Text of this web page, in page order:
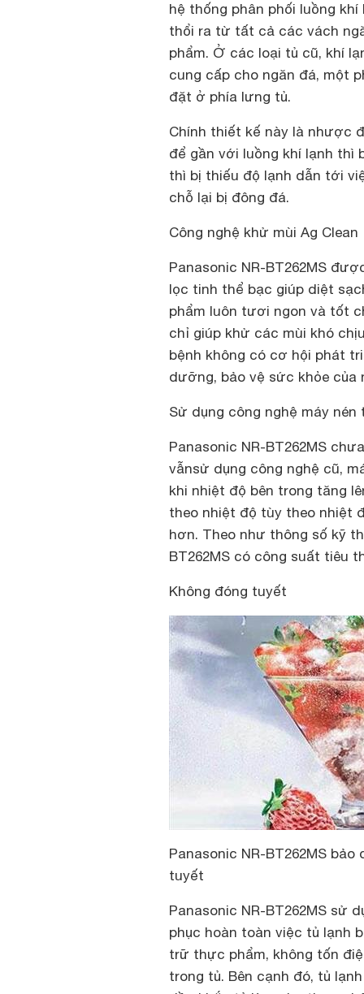
hệ thống phân phối luồng
thổi ra từ tất cả các vách
phẩm. Ở các loại tủ cũ, khí
cung cấp cho ngăn đá, một
đặt ở phía lưng tủ.
Chính thiết kế này là nhược
để gần với luồng khí lạnh thì
thì bị thiếu độ lạnh dẫn tới
chỗ lại bị đông đá.
Công nghệ khử mùi Ag Clean
Panasonic NR-BT262MS
lọc tinh thể bạc giúp diệt
phẩm luôn tươi ngon và tốt
chỉ giúp khử các mùi khó
bệnh không có cơ hội phát
dưỡng, bảo vệ sức khỏe của
Sử dụng công nghệ máy
Panasonic NR-BT262MS
vẫnsử dụng công nghệ cũ,
khi nhiệt độ bên trong tăng
theo nhiệt độ tùy theo nhiệt
hơn. Theo như thông số kỹ
BT262MS có công suất tiêu
Không đóng tuyết
Panasonic NR-BT262MS
tuyết
Panasonic NR-BT262MS sử
phục hoàn toàn việc tủ lạnh
trữ thực phẩm, không tốn
trong tủ. Bên cạnh đó, tủ